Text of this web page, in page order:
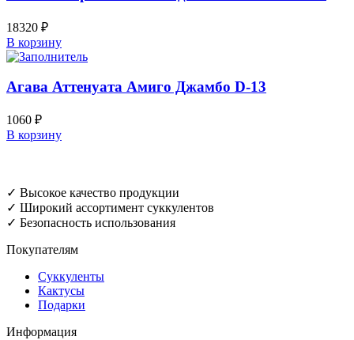
18320 ₽
В корзину
Агава Аттенуата Амиго Джамбо D-13
1060 ₽
В корзину
✓ Высокое качество продукции
✓ Широкий ассортимент суккулентов
✓ Безопасность использования
Покупателям
Суккуленты
Кактусы
Подарки
Информация